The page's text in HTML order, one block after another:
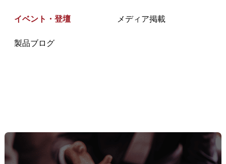
イベント・登壇 メディア掲載
製品ブログ